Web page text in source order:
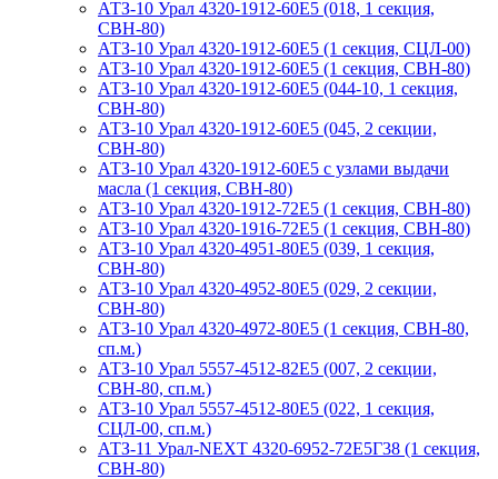
АТЗ-10 Урал 4320-1912-60Е5 (018, 1 секция,
СВН-80)
АТЗ-10 Урал 4320-1912-60Е5 (1 секция, СЦЛ-00)
АТЗ-10 Урал 4320-1912-60Е5 (1 секция, СВН-80)
АТЗ-10 Урал 4320-1912-60Е5 (044-10, 1 секция,
СВН-80)
АТЗ-10 Урал 4320-1912-60Е5 (045, 2 секции,
СВН-80)
АТЗ-10 Урал 4320-1912-60Е5 с узлами выдачи
масла (1 секция, СВН-80)
АТЗ-10 Урал 4320-1912-72Е5 (1 секция, СВН-80)
АТЗ-10 Урал 4320-1916-72Е5 (1 секция, СВН-80)
АТЗ-10 Урал 4320-4951-80Е5 (039, 1 секция,
СВН-80)
АТЗ-10 Урал 4320-4952-80Е5 (029, 2 секции,
СВН-80)
АТЗ-10 Урал 4320-4972-80Е5 (1 секция, СВН-80,
сп.м.)
АТЗ-10 Урал 5557-4512-82Е5 (007, 2 секции,
СВН-80, сп.м.)
АТЗ-10 Урал 5557-4512-80Е5 (022, 1 секция,
СЦЛ-00, сп.м.)
АТЗ-11 Урал-NEXT 4320-6952-72Е5Г38 (1 секция,
СВН-80)